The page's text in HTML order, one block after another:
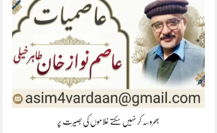
بھروسہ کر نہیں سکتے غلاموں کی بصیرت پر